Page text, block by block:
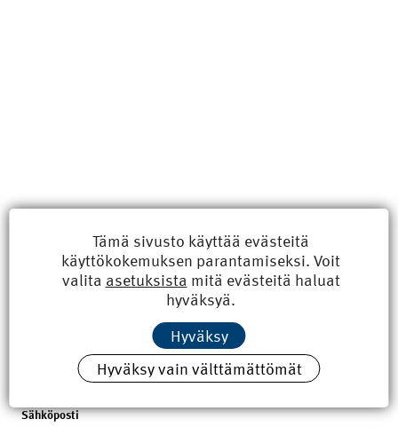
Kyberisku kiinteistötietoihin haittaisi energiarakentamista
8.6.2026 15:21
Tilaa uutiskirje
Sähköposti
Tämä sivusto käyttää evästeitä
käyttökokemuksen parantamiseksi. Voit
valita asetuksista mitä evästeitä haluat
hyväksyä.
Hyväksy
Hyväksy vain välttämättömät